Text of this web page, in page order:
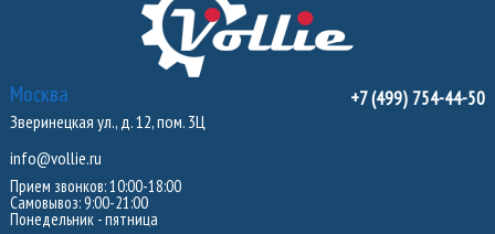
Москва
Зверинецкая ул., д. 12, пом. 3Ц
info@vollie.ru
Прием звонков: 10:00-18:00
Самовывоз: 9:00-21:00
Понедельник - пятница
+7 (499) 754-44-50